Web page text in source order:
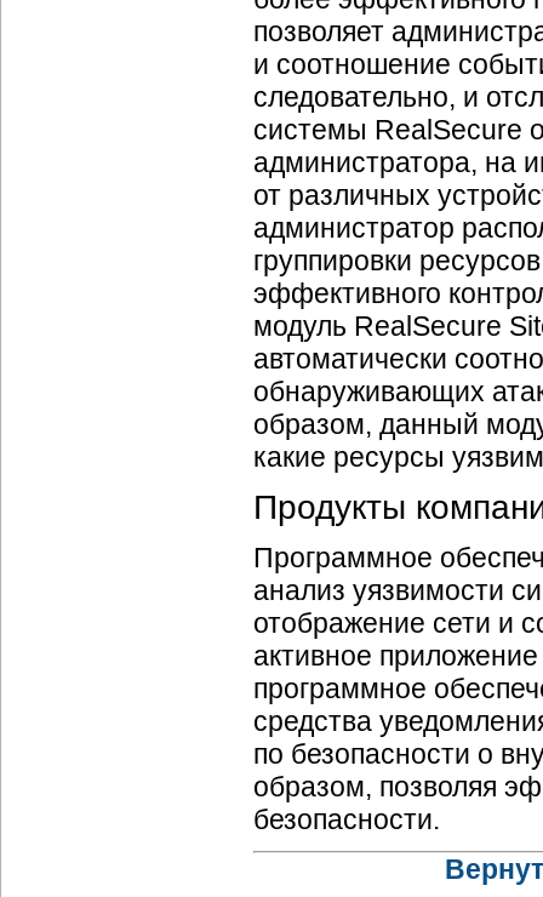
позволяет
и соотношение
следовательно, и
системы RealSecure
администратора, на
от различных
администратор
группировки
эффективного
модуль RealSecure
автоматически
обнаруживающих
образом, данный
какие ресурсы
Продукты
Программное
анализ уязвимости
отображение сети и
активное
программное
средства
по безопасности о
образом, позволяя
безопасности.